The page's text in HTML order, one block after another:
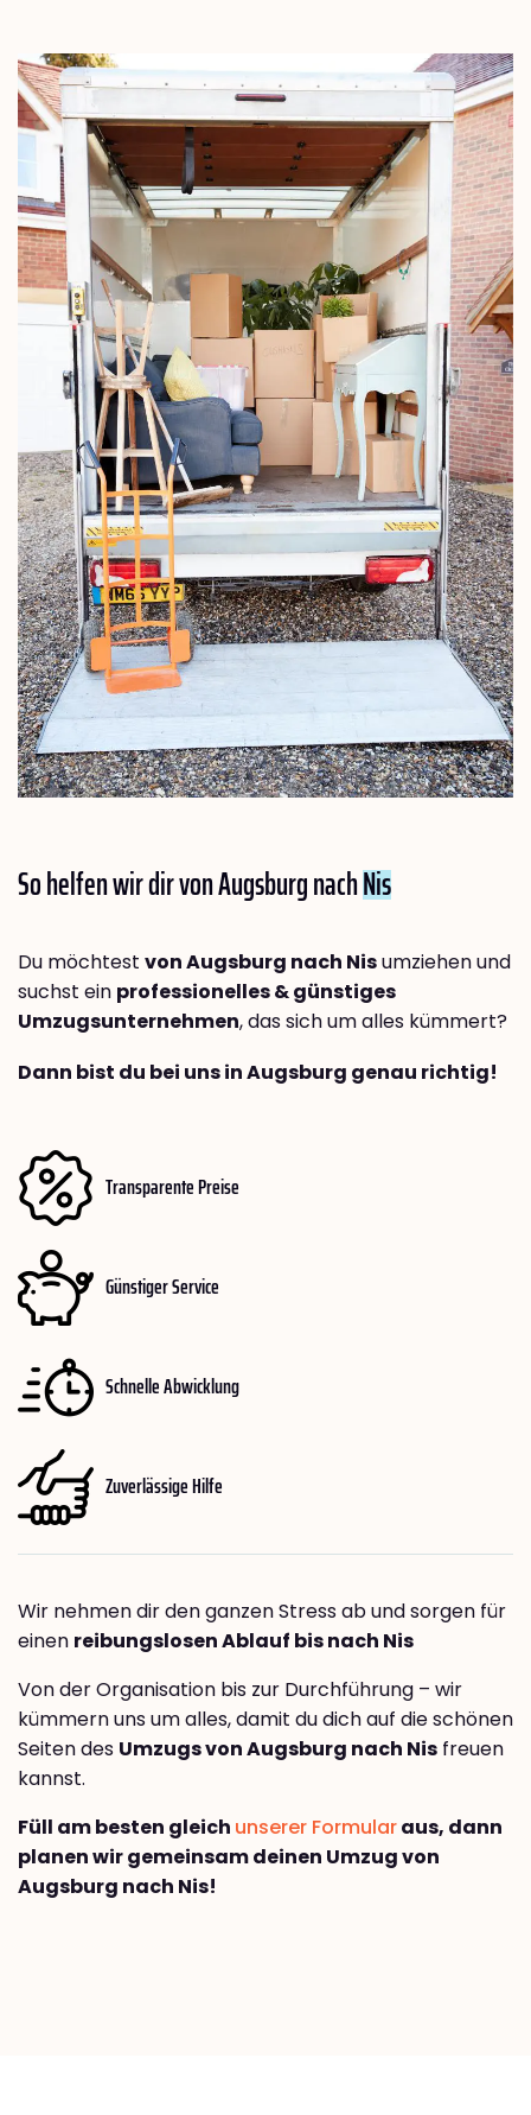
So helfen wir dir von Augsburg nachNis
Du möchtest von Augsburg nach Nisumziehen und
suchst ein professionelles & günstiges
Umzugsunternehmen, das sich um alles kümmert?
Dann bist du bei uns in Augsburg genau richtig!
Transparente Preise
Günstiger Service
Schnelle Abwicklung
Zuverlässige Hilfe
Wir nehmen dir den ganzen Stress ab und sorgen für
einen reibungslosen Ablauf bis nach Nis
Von der Organisation bis zur Durchführung – wir
kümmern uns um alles, damit du dich auf die schönen
Seiten des Umzugs von Augsburg nach Nis freuen
kannst.
Füll am besten gleich unserer Formularaus, dann
planen wir gemeinsam deinen Umzug von
Augsburg nach Nis!